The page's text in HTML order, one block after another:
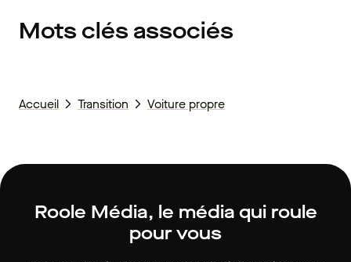
Mots clés associés
Accueil Transition Voiture propre
Roole Média, le média qui roule
pour vous